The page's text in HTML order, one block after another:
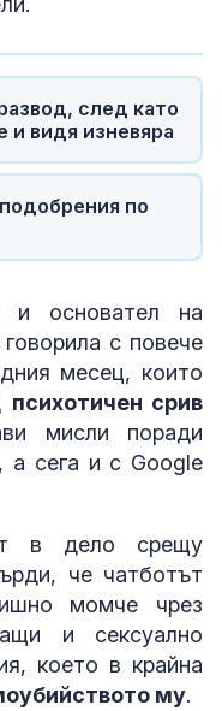
след като
и видя изневяра
по
и основател на
с повече
месец, които
психотичен срив
мисли поради
а сега и с Google
в дело срещу
че чатботът
момче чрез
и сексуално
което в крайна
му.